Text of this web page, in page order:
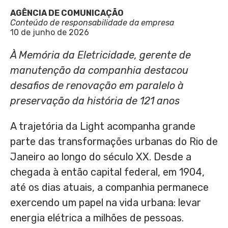
AGÊNCIA DE COMUNICAÇÃO
Conteúdo de responsabilidade da empresa
10 de junho de 2026
À Memória da Eletricidade, gerente de
manutenção da companhia destacou
desafios de renovação em paralelo à
preservação da história de 121 anos
A trajetória da Light acompanha grande
parte das transformações urbanas do Rio de
Janeiro ao longo do século XX. Desde a
chegada à então capital federal, em 1904,
até os dias atuais, a companhia permanece
exercendo um papel na vida urbana: levar
energia elétrica a milhões de pessoas.